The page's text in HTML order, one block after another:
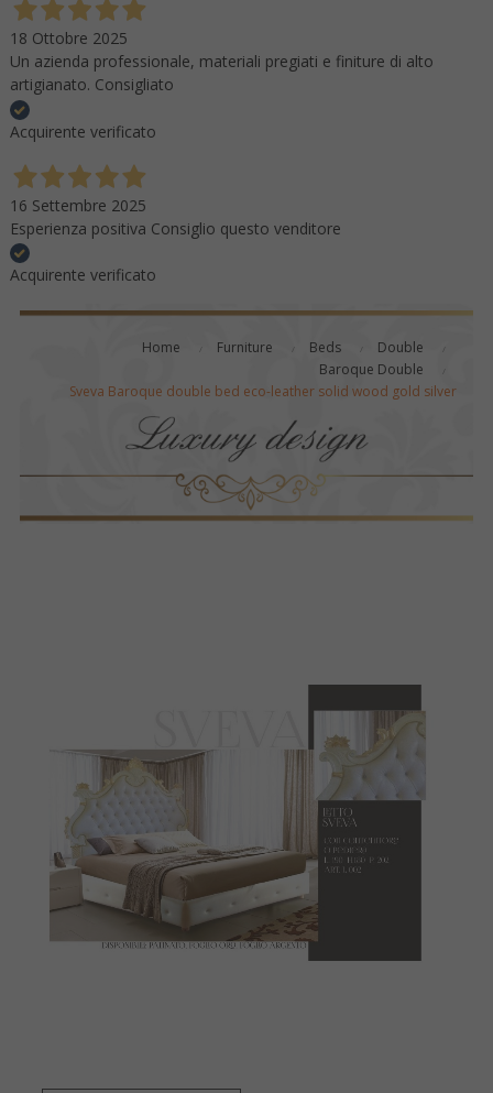
18 Ottobre 2025
Un azienda professionale, materiali pregiati e finiture di alto
artigianato. Consigliato
Acquirente verificato
16 Settembre 2025
Esperienza positiva Consiglio questo venditore
Acquirente verificato
Home Furniture Beds
Double
Baroque Double
Sveva Baroque double bed eco-leather solid wood gold silver